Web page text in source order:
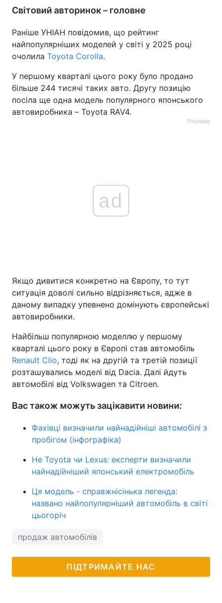
Світовий авторинок – головне
Раніше УНІАН повідомив, що рейтинг
найпопулярніших моделей у світі у 2025 році
очолила Toyota Corolla.
У першому кварталі цього року було продано
більше 244 тисячі таких авто. Другу позицію
посіла ще одна модель популярного японського
автовиробника – Toyota RAV4.
Реклама
ad
Якщо дивитися конкретно на Європу, то тут
ситуація доволі сильно відрізняється, адже в
даному випадку упевнено домінують європейські
автовиробники.
Найбільш популярною моделлю у першому
кварталі цього року в Європі став автомобіль
Renault Clio, тоді як на другій та третій позиції
розташувались моделі від Dacia. Далі йдуть
автомобілі від Volkswagen та Citroen.
Вас також можуть зацікавити новини:
Фахівці визначили найнадійніші автомобілі з
пробігом (інфографіка)
Не Toyota чи Lexus: експерти визначили
найнадійніший японський електромобіль
Ця модель - справжнісінька легенда:
названо найпопулярніший автомобіль в світі
цьогоріч
продаж автомобілів
ПІДТРИМАЙТЕ НАС